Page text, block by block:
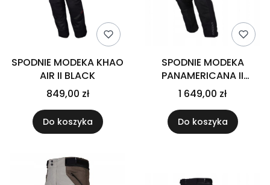
SPODNIE MODEKA KHAO
AIR II BLACK
849,00 zł
Do koszyka
SPODNIE MODEKA
PANAMERICANA II
CZARNE
1 649,00 zł
Do koszyka